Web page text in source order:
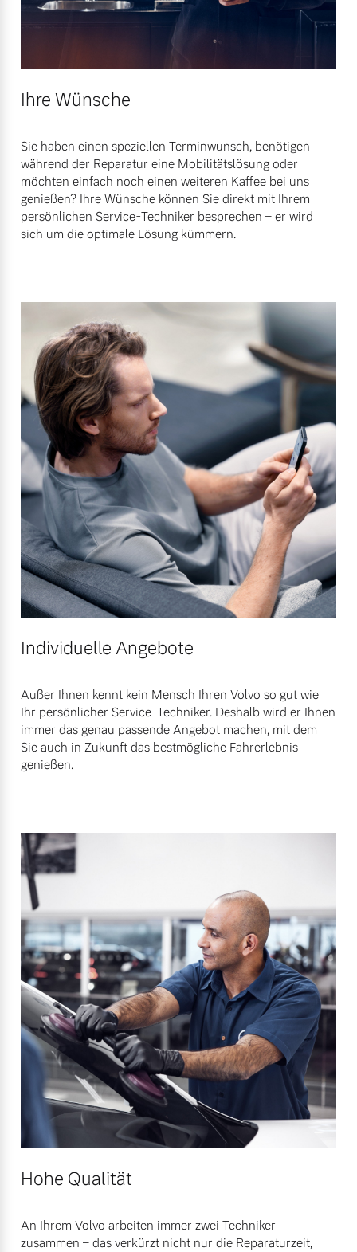
Ihre Wünsche
Sie haben einen speziellen Terminwunsch, benötigen
während der Reparatur eine Mobilitätslösung oder
möchten einfach noch einen weiteren Kaffee bei uns
genießen? Ihre Wünsche können Sie direkt mit Ihrem
persönlichen Service-Techniker besprechen – er wird
sich um die optimale Lösung kümmern.
Individuelle Angebote
Außer Ihnen kennt kein Mensch Ihren Volvo so gut wie
Ihr persönlicher Service-Techniker. Deshalb wird er Ihnen
immer das genau passende Angebot machen, mit dem
Sie auch in Zukunft das bestmögliche Fahrerlebnis
genießen.
Hohe Qualität
An Ihrem Volvo arbeiten immer zwei Techniker
zusammen – das verkürzt nicht nur die Reparaturzeit,